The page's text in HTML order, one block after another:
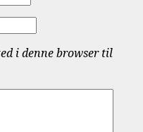
i denne browser til